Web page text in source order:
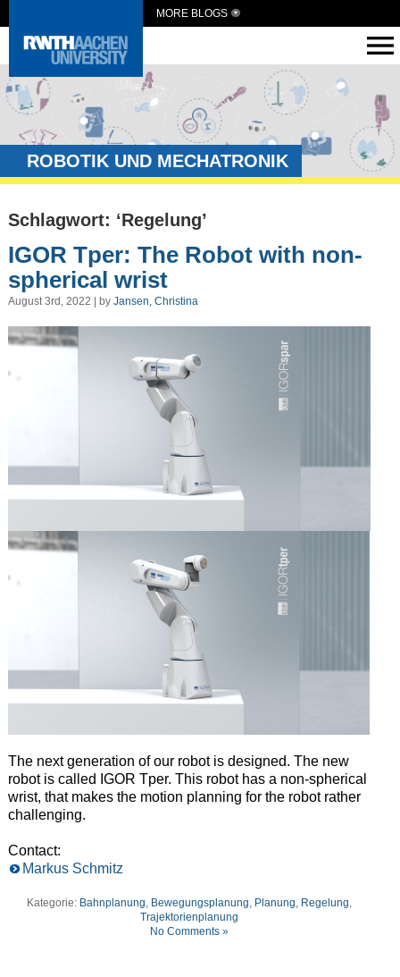
MORE BLOGS
ROBOTIK UND MECHATRONIK
Schlagwort: ‘Regelung’
IGOR Tper: The Robot with non-
spherical wrist
August 3rd, 2022 | by Jansen, Christina
The next generation of our robot is designed. The new
robot is called IGOR Tper. This robot has a non-spherical
wrist, that makes the motion planning for the robot rather
challenging.
Contact:
Markus Schmitz
Kategorie: Bahnplanung Bewegungsplanung Planung Regelung
Trajektorienplanung
No Comments »